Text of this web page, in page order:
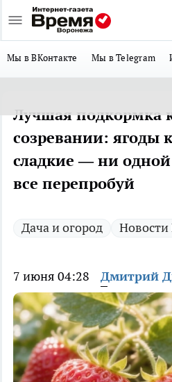
Мы в ВКонтакте Мы в Telegram
Лучшая подкормка
созревании: ягоды
сладкие — ни одной
все перепробуй
Дача и огород Новости
7 июня 04:28 Дмитрий